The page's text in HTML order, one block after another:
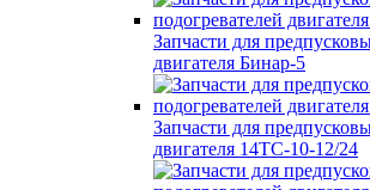
Запчасти для
двигателя Бинар-5
Запчасти для
двигателя 14ТС-10-12/24